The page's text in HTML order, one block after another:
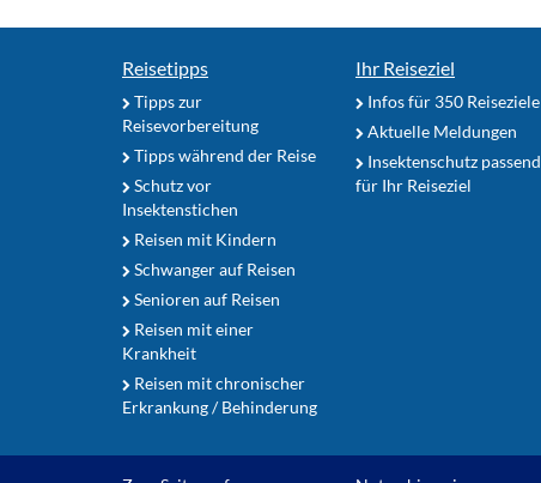
Reisetipps
Tipps zur
Reisevorbereitung
Tipps während der Reise
Schutz vor
Insektenstichen
Reisen mit Kindern
Schwanger auf Reisen
Senioren auf Reisen
Reisen mit einer
Krankheit
Reisen mit chronischer
Erkrankung / Behinderung
Ihr Reiseziel
Infos für 350 Reiseziele
Aktuelle Meldungen
Insektenschutz passend
für Ihr Reiseziel